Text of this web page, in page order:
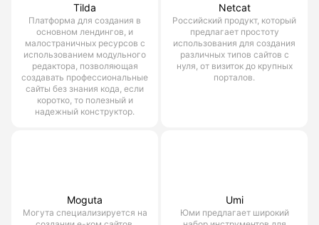
Tilda
Платформа для создания в
основном лендингов, и
малостраничных ресурсов с
использованием модульного
редактора, позволяющая
создавать профессиональные
сайты без знания кода, если
коротко, то полезный и
надежный конструктор.
Netcat
Российский продукт, который
предлагает простоту
использования для создания
различных типов сайтов с
нуля, от визиток до крупных
порталов.
Moguta
Могута специализируется на
Umi
Юми предлагает широкий